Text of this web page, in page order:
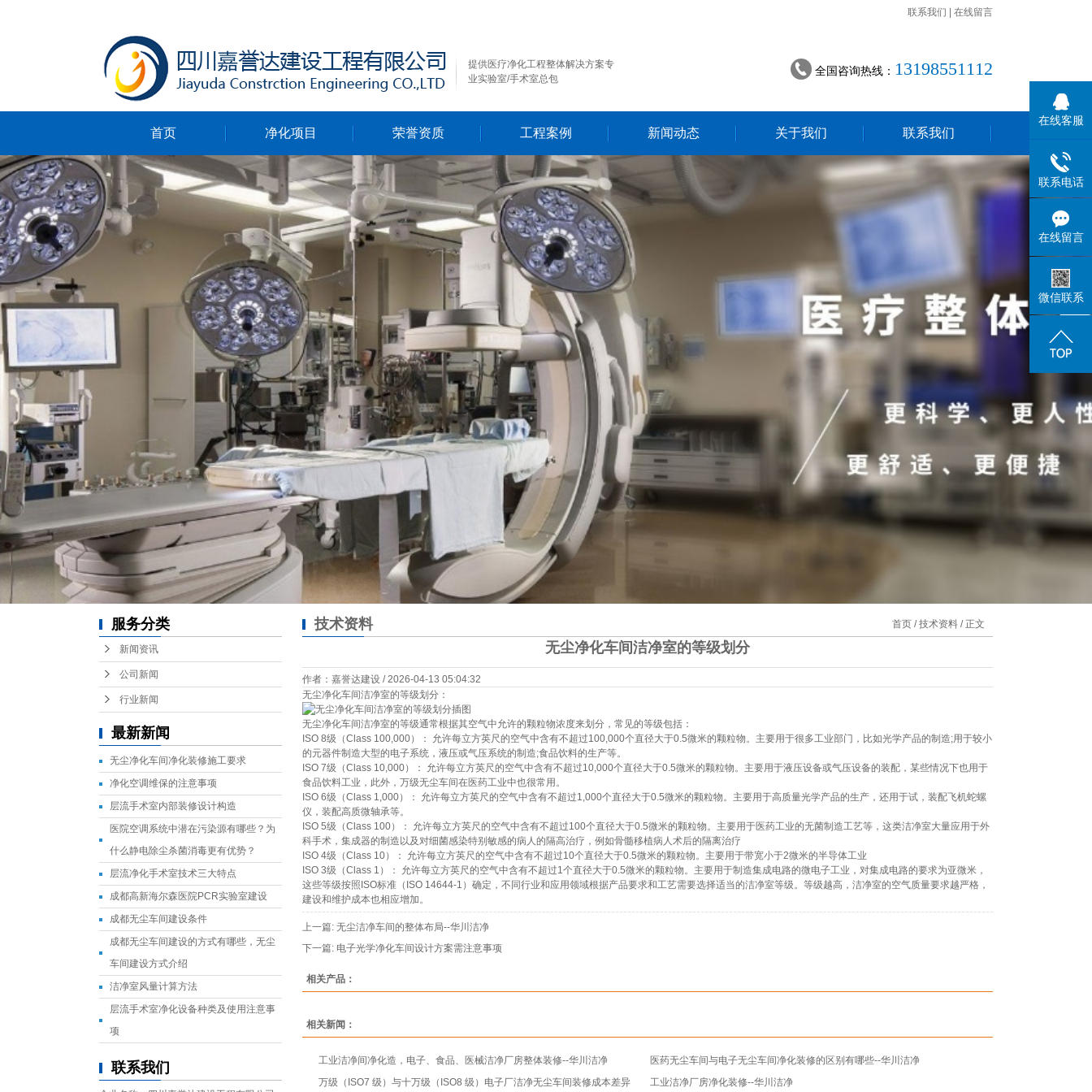
联系我们 在线留言
提供医疗净化工程整体解决方案专
业实验室/手术室总包
全国咨询热线： 13198551112
首页 净化项目
净化无尘车间
净化ICU病房
净化手术室
净化实验室
荣誉资质 工程案例 新闻动态
行业新闻
公司新闻
关于我们 联系我们
技术资料 首页 /技术资料 / 正文
无尘净化车间洁净室的等级划分
作者：嘉誉达建设 / 2026-04-13 05:04:32
无尘净化车间洁净室的等级划分：
无尘净化车间洁净室的等级通常根据其空气中允许的颗粒物浓度来划分，常见的等级包括：
ISO 8级（Class 100,000）： 允许每立方英尺的空气中含有不超过100,000个直径大于0.5微米的颗粒物。主要用于很多工业部门，比如光学产品的制造;用于较小
的元器件制造大型的电子系统，液压或气压系统的制造;食品饮料的生产等。
ISO 7级（Class 10,000）： 允许每立方英尺的空气中含有不超过10,000个直径大于0.5微米的颗粒物。主要用于液压设备或气压设备的装配，某些情况下也用于
食品饮料工业，此外，万级无尘车间在医药工业中也很常用。
ISO 6级（Class 1,000）： 允许每立方英尺的空气中含有不超过1,000个直径大于0.5微米的颗粒物。主要用于高质量光学产品的生产，还用于试，装配飞机蛇螺
仪，装配高质微轴承等。
ISO 5级（Class 100）： 允许每立方英尺的空气中含有不超过100个直径大于0.5微米的颗粒物。主要用于医药工业的无菌制造工艺等，这类洁净室大量应用于外
科手术，集成器的制造以及对细菌感染特别敏感的病人的隔高治疗，例如骨髓移植病人术后的隔离治疗
ISO 4级（Class 10）： 允许每立方英尺的空气中含有不超过10个直径大于0.5微米的颗粒物。主要用于带宽小于2微米的半导体工业
ISO 3级（Class 1）： 允许每立方英尺的空气中含有不超过1个直径大于0.5微米的颗粒物。主要用于制造集成电路的微电子工业，对集成电路的要求为亚微米，
这些等级按照ISO标准（ISO 14644-1）确定，不同行业和应用领域根据产品要求和工艺需要选择适当的洁净室等级。等级越高，洁净室的空气质量要求越严格，
建设和维护成本也相应增加。
上一篇: 无尘洁净车间的整体布局--华川洁净
下一篇: 电子光学净化车间设计方案需注意事项
相关产品：
相关新闻：
工业洁净间净化造，电子、食品、医械洁净厂房整体装修--华川洁净
医药无尘车间与电子无尘车间净化装修的区别有哪些--华川洁净
万级（ISO7 级）与十万级（ISO8 级）电子厂洁净无尘车间装修成本差异
工业洁净厂房净化装修--华川洁净
服务分类
新闻资讯
公司新闻
行业新闻
最新新闻
无尘净化车间净化装修施工要求
净化空调维保的注意事项
层流手术室内部装修设计构造
医院空调系统中潜在污染源有哪些？为
什么静电除尘杀菌消毒更有优势？
层流净化手术室技术三大特点
成都高新海尔森医院PCR实验室建设
成都无尘车间建设条件
成都无尘车间建设的方式有哪些，无尘
车间建设方式介绍
洁净室风量计算方法
层流手术室净化设备种类及使用注意事
项
联系我们
在线客服
联系电话
在线留言
微信联系